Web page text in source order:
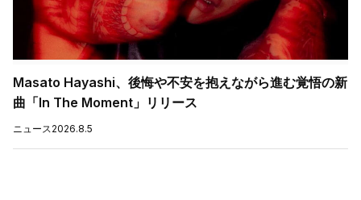
Masato Hayashi、後悔や不安を抱えながら進む覚悟の新
曲「In The Moment」リリース
ニュース 2026.8.5